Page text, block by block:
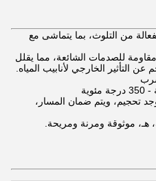
من التلوث، بما يتماشى مع
للصدمات الشائعة، مما يقلل
التأثير الخارجي لأنابيب المياه.
تحجيم، ويتم ضمان المسار،